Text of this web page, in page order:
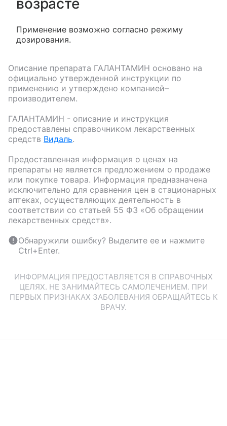
возрасте
Применение возможно согласно режиму
дозирования.
Описание препарата ГАЛАНТАМИН основано на
официально утвержденной инструкции по
применению и утверждено компанией–
производителем.
ГАЛАНТАМИН - описание и инструкция
предоставлены справочником лекарственных
средств Видаль.
Предоставленная информация о ценах на
препараты не является предложением о продаже
или покупке товара. Информация предназначена
исключительно для сравнения цен в стационарных
аптеках, осуществляющих деятельность в
соответствии со статьей 55 ФЗ «Об обращении
лекарственных средств».
Обнаружили ошибку? Выделите ее и нажмите
Ctrl+Enter.
ИНФОРМАЦИЯ ПРЕДОСТАВЛЯЕТСЯ В СПРАВОЧНЫХ
ЦЕЛЯХ. НЕ ЗАНИМАЙТЕСЬ САМОЛЕЧЕНИЕМ. ПРИ
ПЕРВЫХ ПРИЗНАКАХ ЗАБОЛЕВАНИЯ ОБРАЩАЙТЕСЬ К
ВРАЧУ.